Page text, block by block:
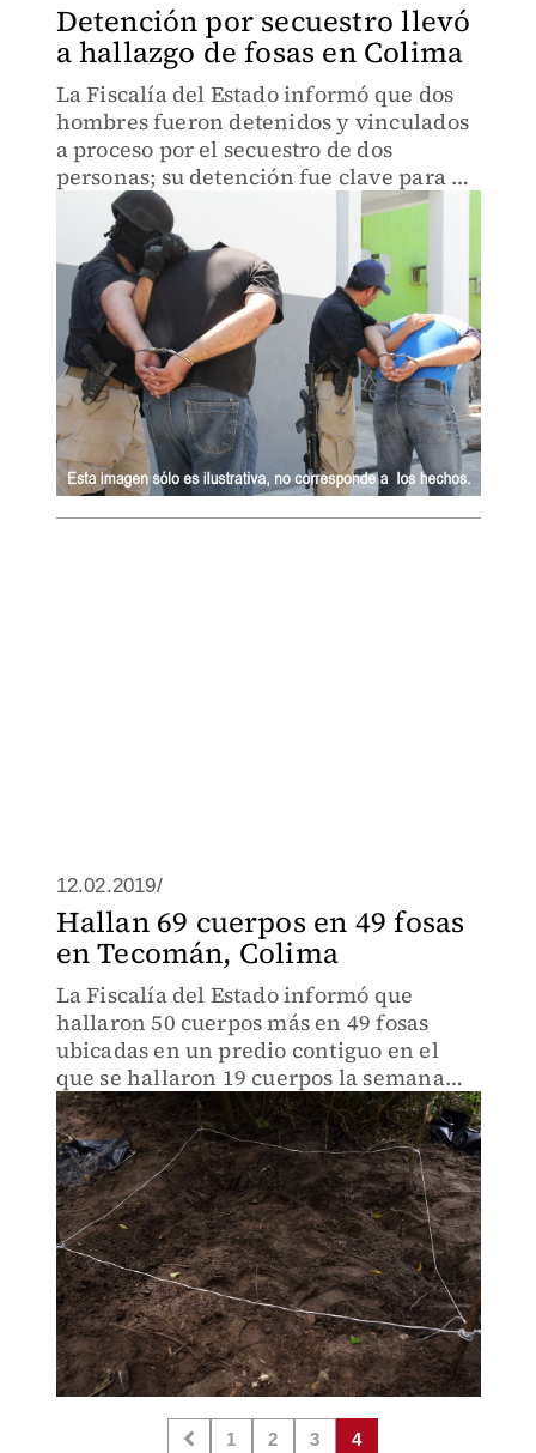
Detención por secuestro llevó
a hallazgo de fosas en Colima
La Fiscalía del Estado informó que dos
hombres fueron detenidos y vinculados
a proceso por el secuestro de dos
personas; su detención fue clave para el
hallazgo de 69 cuerpos en 49 fosas
clandestinas en Tecomán.
12.02.2019/
Hallan 69 cuerpos en 49 fosas
en Tecomán, Colima
La Fiscalía del Estado informó que
hallaron 50 cuerpos más en 49 fosas
ubicadas en un predio contiguo en el
que se hallaron 19 cuerpos la semana
pasada.
1 2 3 4